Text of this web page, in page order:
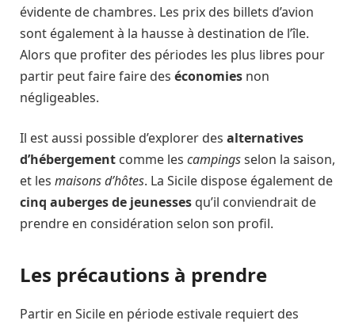
évidente de chambres. Les prix des billets d’avion
sont également à la hausse à destination de l’île.
Alors que profiter des périodes les plus libres pour
partir peut faire faire des économies non
négligeables.
Il est aussi possible d’explorer des alternatives
d’hébergement comme les campingsselon la saison,
et les maisons d’hôtes. La Sicile dispose également de
cinq auberges de jeunesses qu’il conviendrait de
prendre en considération selon son profil.
Les précautions à prendre
Partir en Sicile en période estivale requiert des